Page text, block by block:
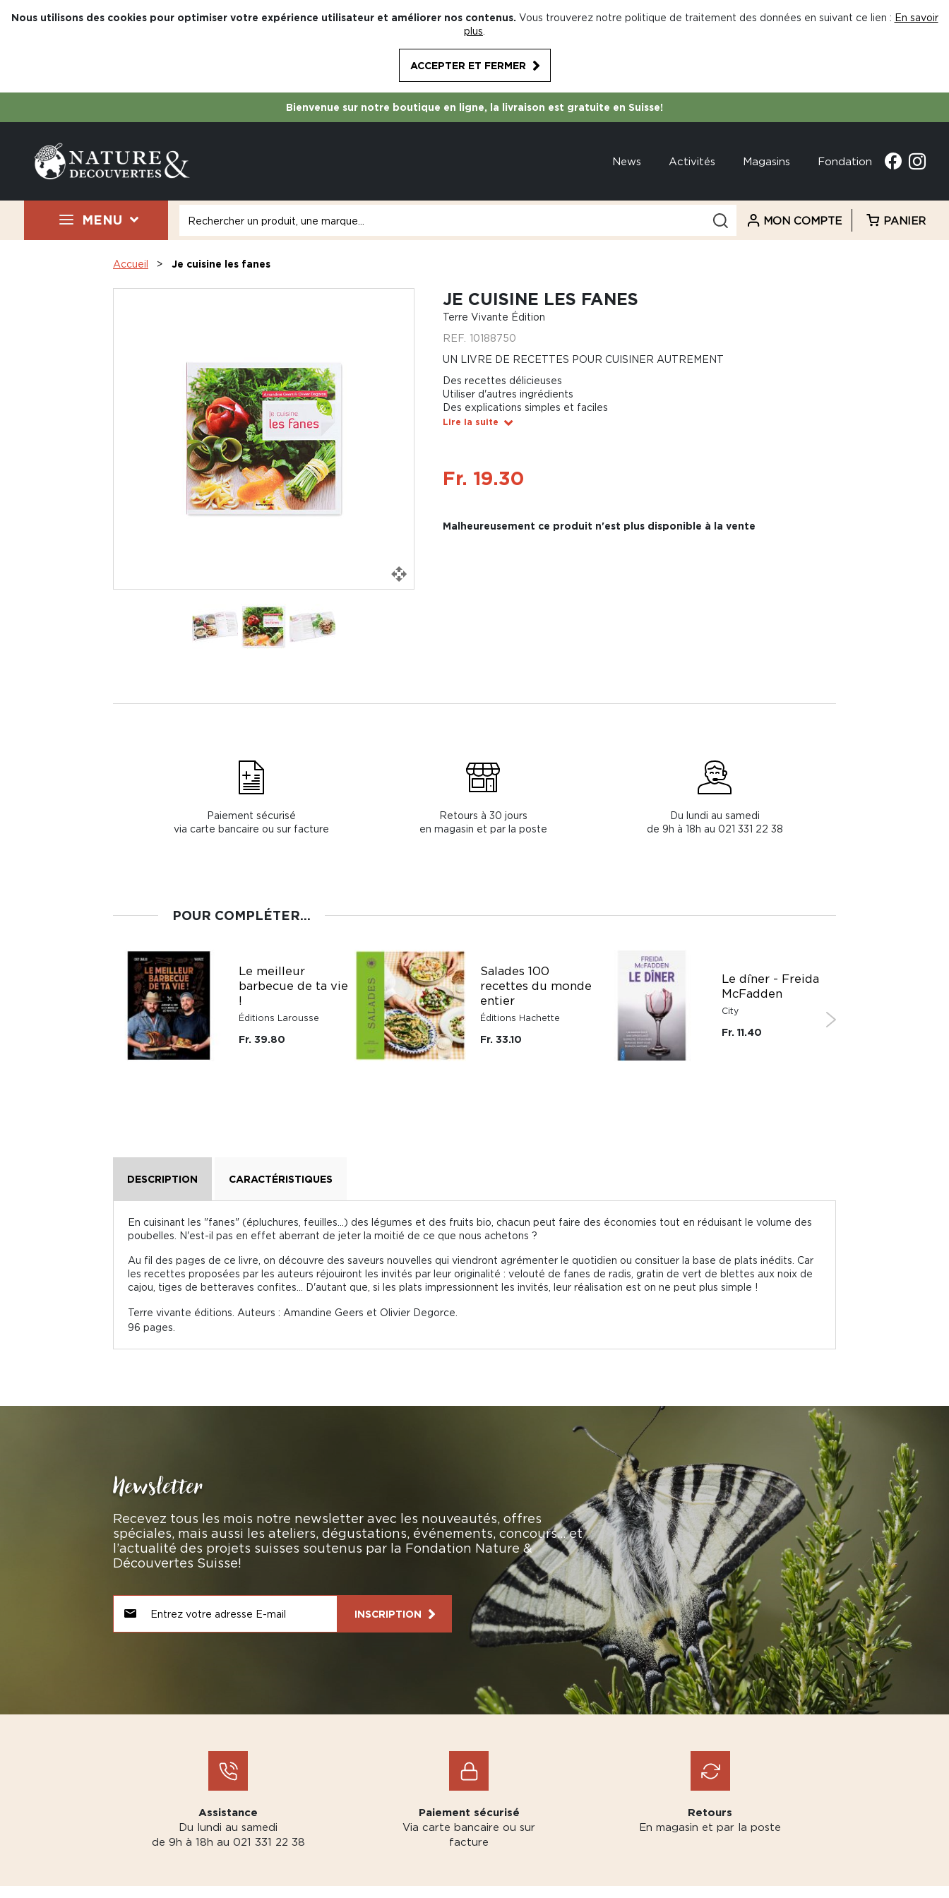
Nous utilisons des cookies pour optimiser votre expérience utilisateur et améliorer nos contenus. Vous trouverez notre politique de traitement des données en suivant ce lien : En savoir
plus
ACCEPTER ET FERMER
Bienvenue sur notre boutique en ligne, la livraison est gratuite en Suisse!
News Activités Magasins Fondation
MENU MON COMPTE PANIER
Accueil Je cuisine les fanes
JE CUISINE LES FANES
Terre Vivante Édition
REF. 10188750
UN LIVRE DE RECETTES POUR CUISINER AUTREMENT
Des recettes délicieuses
Utiliser d'autres ingrédients
Des explications simples et faciles
Lire la suite
Fr. 19.30
Malheureusement ce produit n'est plus disponible à la vente
Paiement sécurisé
via carte bancaire ou sur facture
Retours à 30 jours
en magasin et par la poste
Du lundi au samedi
de 9h à 18h au 021 331 22 38
POUR COMPLÉTER...
Le meilleur
barbecue de ta vie
!
Éditions Larousse
Fr. 39.80
Salades 100
recettes du monde
entier
Éditions Hachette
Fr. 33.10
Le dîner - Freida
McFadden
City
Fr. 11.40
DESCRIPTION CARACTÉRISTIQUES
En cuisinant les "fanes" (épluchures, feuilles...) des légumes et des fruits bio, chacun peut faire des économies tout en réduisant le volume des
poubelles. N'est-il pas en effet aberrant de jeter la moitié de ce que nous achetons ?
Au fil des pages de ce livre, on découvre des saveurs nouvelles qui viendront agrémenter le quotidien ou consituer la base de plats inédits. Car
les recettes proposées par les auteurs réjouiront les invités par leur originalité : velouté de fanes de radis, gratin de vert de blettes aux noix de
cajou, tiges de betteraves confites... D'autant que, si les plats impressionnent les invités, leur réalisation est on ne peut plus simple !
Terre vivante éditions. Auteurs : Amandine Geers et Olivier Degorce.
96 pages.
Newsletter
Recevez tous les mois notre newsletter avec les nouveautés, offres
spéciales, mais aussi les ateliers, dégustations, événements, concours… et
l’actualité des projets suisses soutenus par la Fondation Nature &
Découvertes Suisse!
INSCRIPTION
Assistance
Du lundi au samedi
de 9h à 18h au 021 331 22 38
Paiement sécurisé
Via carte bancaire ou sur
facture
Retours
En magasin et par la poste